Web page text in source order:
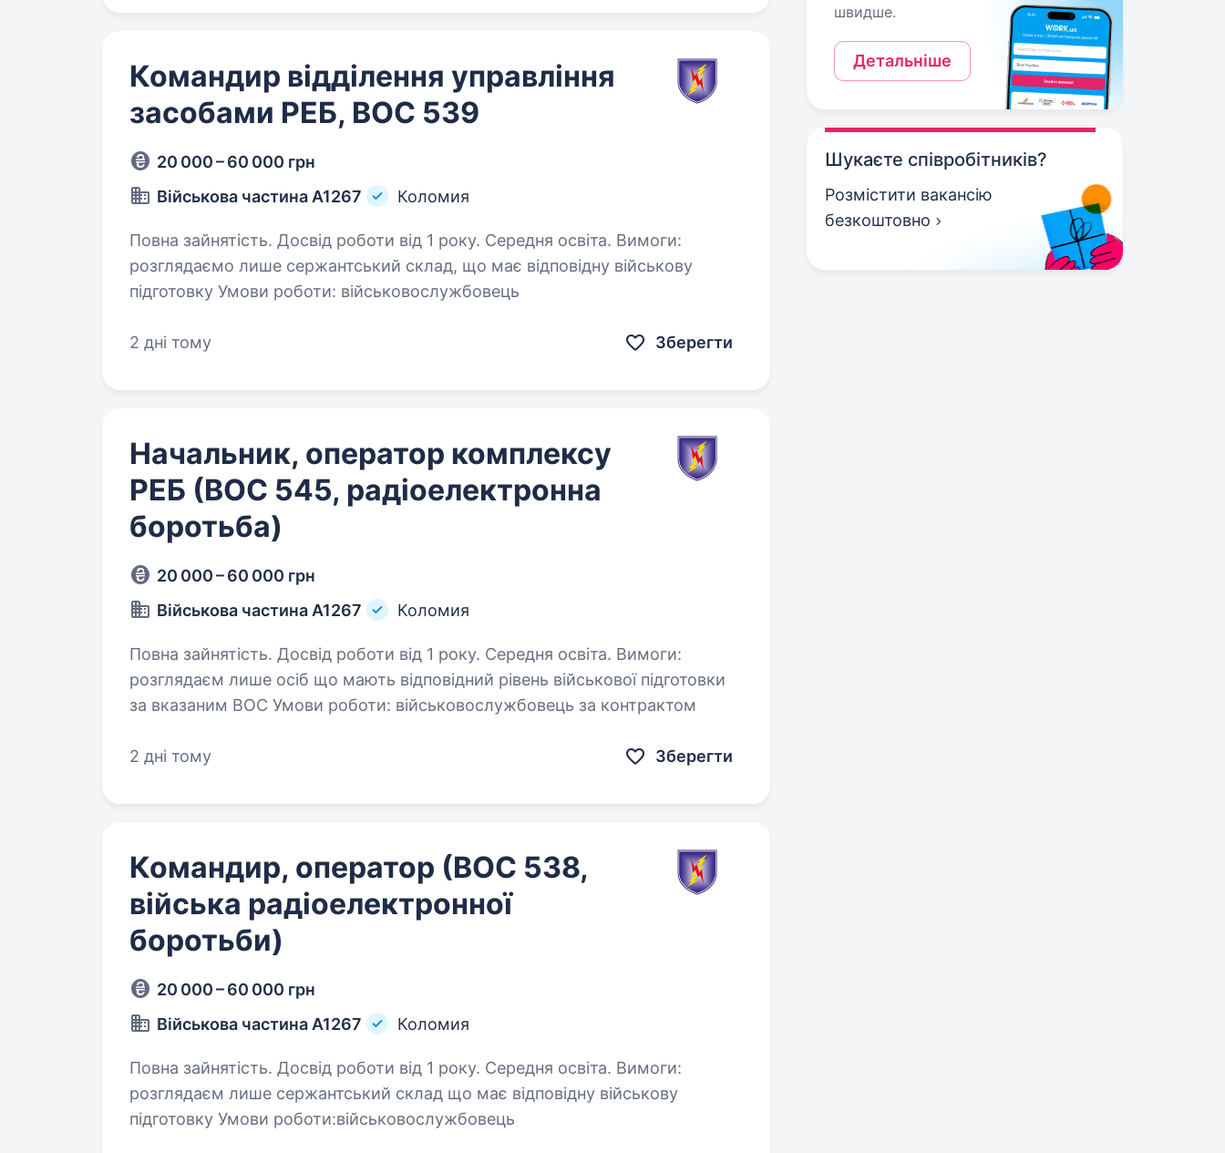
Командир відділення управління
засобами РЕБ, ВОС 539
20 000 – 60 000 грн
Військова частина А1267
Коломия
Повна зайнятість. Досвід роботи від 1 року. Середня освіта. Вимоги:
розглядаємо лише сержантський склад, що має відповідну військову
підготовку Умови роботи: військовослужбовець
2 дні тому Зберегти
Начальник, оператор комплексу
РЕБ (ВОС 545, радіоелектронна
боротьба)
20 000 – 60 000 грн
Військова частина А1267
Коломия
Повна зайнятість. Досвід роботи від 1 року. Середня освіта. Вимоги:
розглядаєм лише осіб що мають відповідний рівень військової підготовки
за вказаним ВОС Умови роботи: військовослужбовець за контрактом
2 дні тому Зберегти
Командир, оператор (ВОС 538,
війська радіоелектронної
боротьби)
20 000 – 60 000 грн
Військова частина А1267
Коломия
Повна зайнятість. Досвід роботи від 1 року. Середня освіта. Вимоги:
розглядаєм лише сержантський склад що має відповідну військову
підготовку Умови роботи:військовослужбовець
швидше.
Детальніше
Шукаєте співробітників?
Розмістити вакансію
безкоштовно